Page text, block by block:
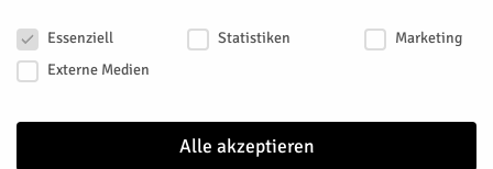
Twitter
Essenziell
Statistiken
Marketing
Externe Medien
Alle akzeptieren